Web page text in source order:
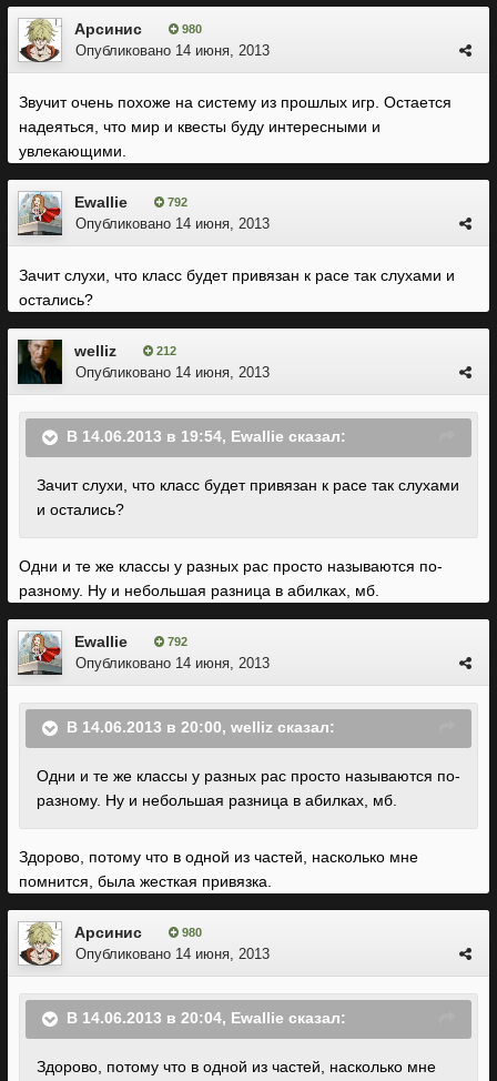
Арсинис 980
Опубликовано 14 июня, 2013
Звучит очень похоже на систему из прошлых игр. Остается
надеяться, что мир и квесты буду интересными и
увлекающими.
Ewallie 792
Опубликовано 14 июня, 2013
Зачит слухи, что класс будет привязан к расе так слухами и
остались?
welliz 212
Опубликовано 14 июня, 2013
В 14.06.2013 в 19:54, Ewallie сказал:
Зачит слухи, что класс будет привязан к расе так слухами
и остались?
Одни и те же классы у разных рас просто называются по-
разному. Ну и небольшая разница в абилках, мб.
Ewallie 792
Опубликовано 14 июня, 2013
В 14.06.2013 в 20:00, welliz сказал:
Одни и те же классы у разных рас просто называются по-
разному. Ну и небольшая разница в абилках, мб.
Здорово, потому что в одной из частей, насколько мне
помнится, была жесткая привязка.
Арсинис 980
Опубликовано 14 июня, 2013
В 14.06.2013 в 20:04, Ewallie сказал:
Здорово, потому что в одной из частей, насколько мне